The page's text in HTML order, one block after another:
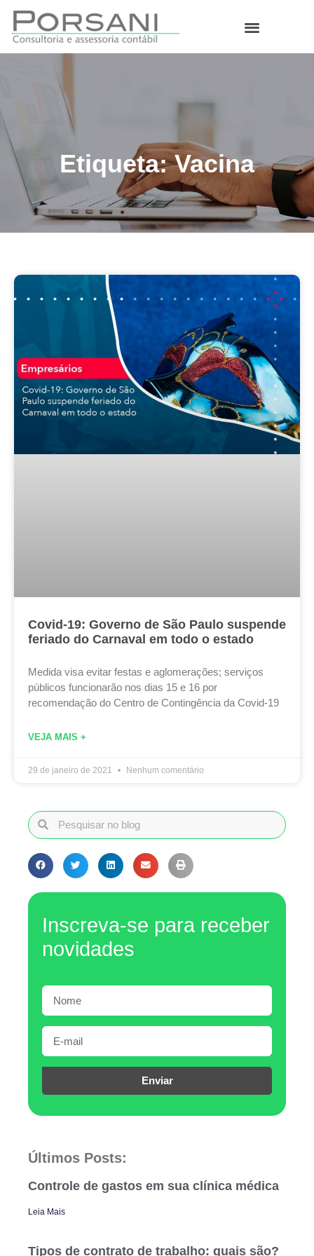
Etiqueta: Vacina
Covid-19: Governo de São Paulo suspende
feriado do Carnaval em todo o estado
Medida visa evitar festas e aglomerações; serviços
públicos funcionarão nos dias 15 e 16 por
recomendação do Centro de Contingência da Covid-19
VEJA MAIS +
29 de janeiro de 2021 Nenhum comentário
Inscreva-se para receber
novidades
Enviar
Últimos Posts:
Controle de gastos em sua clínica médica
Leia Mais
Tipos de contrato de trabalho: quais são?